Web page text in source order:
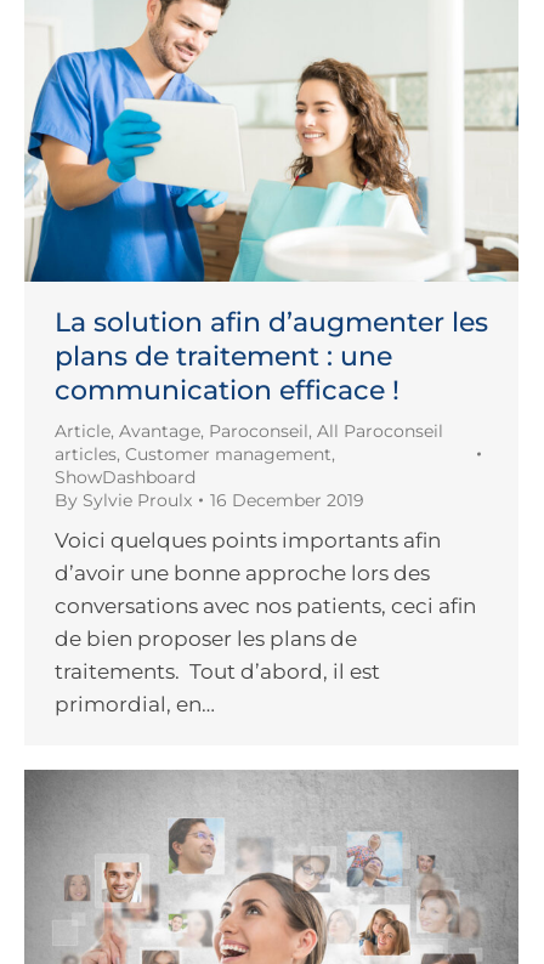
La solution afin d’augmenter les
plans de traitement : une
communication efficace !
Article, Avantage, Paroconseil, All Paroconseil
articles, Customer management,
ShowDashboard
By Sylvie Proulx 16 December 2019
Voici quelques points importants afin
d’avoir une bonne approche lors des
conversations avec nos patients, ceci afin
de bien proposer les plans de
traitements. Tout d’abord, il est
primordial, en…